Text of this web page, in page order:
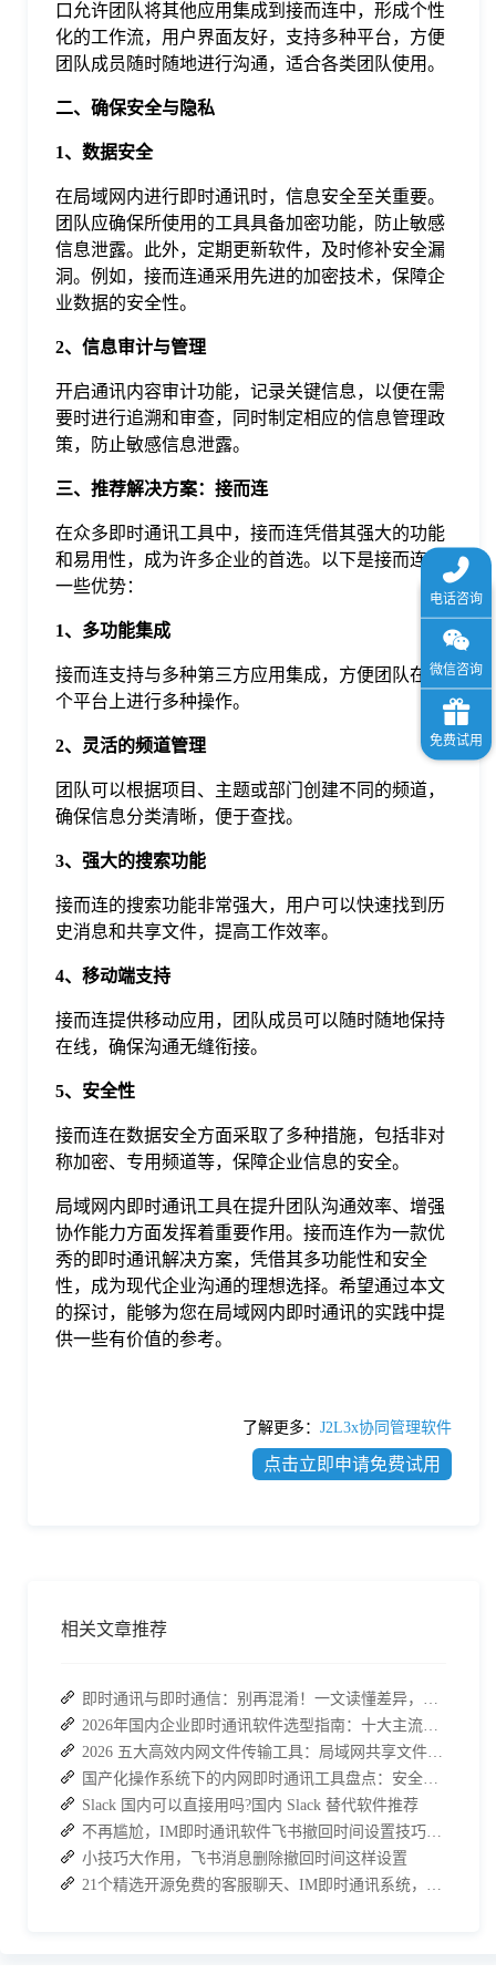
口允许团队将其他应用集成到接而连中，形成个性
化的工作流，用户界面友好，支持多种平台，方便
团队成员随时随地进行沟通，适合各类团队使用。
二、确保安全与隐私
1、数据安全
在局域网内进行即时通讯时，信息安全至关重要。
团队应确保所使用的工具具备加密功能，防止敏感
信息泄露。此外，定期更新软件，及时修补安全漏
洞。例如，接而连通采用先进的加密技术，保障企
业数据的安全性。
2、信息审计与管理
开启通讯内容审计功能，记录关键信息，以便在需
要时进行追溯和审查，同时制定相应的信息管理政
策，防止敏感信息泄露。
三、推荐解决方案：接而连
在众多即时通讯工具中，接而连凭借其强大的功能
和易用性，成为许多企业的首选。以下是接而连的
一些优势：
1、多功能集成
接而连支持与多种第三方应用集成，方便团队在一
个平台上进行多种操作。
2、灵活的频道管理
团队可以根据项目、主题或部门创建不同的频道，
确保信息分类清晰，便于查找。
3、强大的搜索功能
接而连的搜索功能非常强大，用户可以快速找到历
史消息和共享文件，提高工作效率。
4、移动端支持
接而连提供移动应用，团队成员可以随时随地保持
在线，确保沟通无缝衔接。
5、安全性
接而连在数据安全方面采取了多种措施，包括非对
称加密、专用频道等，保障企业信息的安全。
局域网内即时通讯工具在提升团队沟通效率、增强
协作能力方面发挥着重要作用。接而连作为一款优
秀的即时通讯解决方案，凭借其多功能性和安全
性，成为现代企业沟通的理想选择。希望通过本文
的探讨，能够为您在局域网内即时通讯的实践中提
供一些有价值的参考。
了解更多： J2L3x协同管理软件
点击立即申请免费试用
相关文章推荐
即时通讯与即时通信：别再混淆！一文读懂差异，接而连适配企业协作需求
2026年国内企业即时通讯软件选型指南：十大主流平台深度盘点
2026 五大高效内网文件传输工具：局域网共享文件的最佳解决方案
国产化操作系统下的内网即时通讯工具盘点：安全与高效的双重亮点
Slack 国内可以直接用吗?国内 Slack 替代软件推荐
不再尴尬，IM即时通讯软件飞书撤回时间设置技巧分享
小技巧大作用，飞书消息删除撤回时间这样设置
21个精选开源免费的客服聊天、IM即时通讯系统，助力企业沟通效率提升